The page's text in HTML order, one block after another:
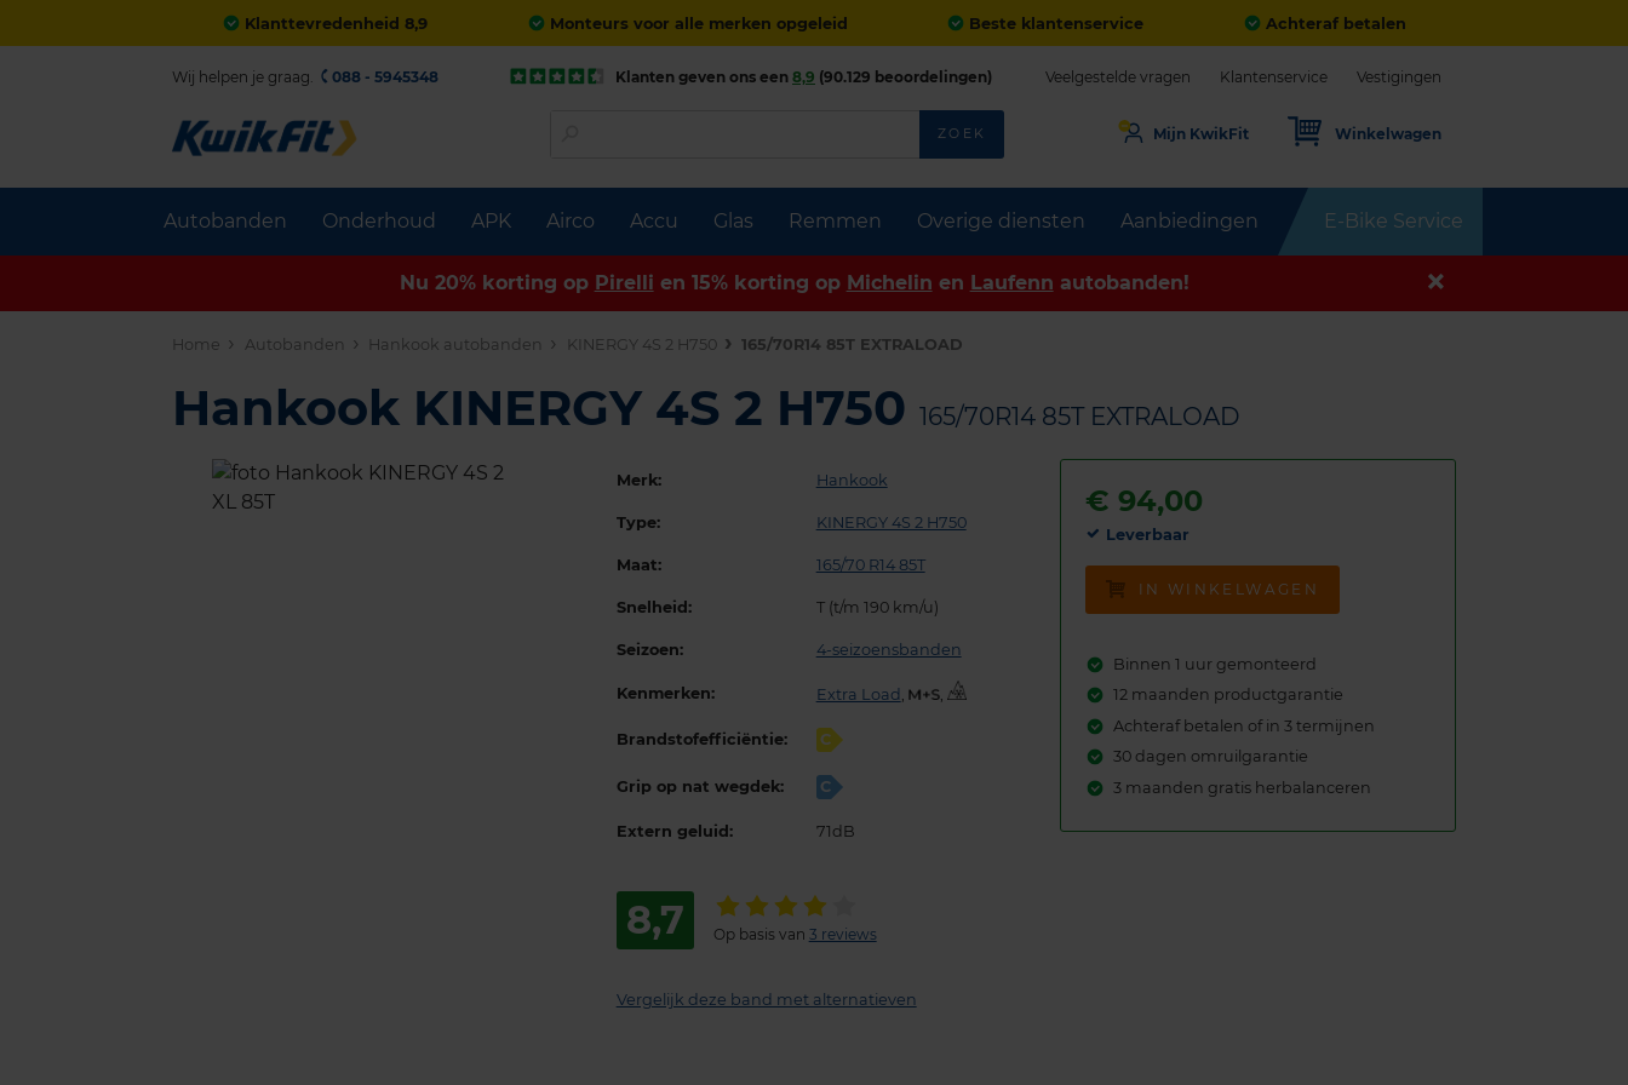
Klanttevredenheid 8,9 Monteurs voor alle merken opgeleid Beste klantenservice Achteraf betalen
Autobanden Onderhoud APK Airco Accu Glas Remmen Overige diensten Aanbiedingen E-Bike Service
Wij helpen je graag. 088 - 5945348 Klanten geven ons een 8,9 (90.129 beoordelingen) Veelgestelde vragen Klantenservice Vestigingen
ZOEK Mijn KwikFit Winkelwagen
Nu 20% korting op Pirelli en 15% korting op Michelin en Laufenn autobanden!
Home Autobanden Hankook autobanden KINERGY 4S 2 H750 165/70R14 85T EXTRALOAD
Hankook KINERGY 4S 2 H750 165/70R14 85T EXTRALOAD
Merk: Hankook
Type: KINERGY 4S 2 H750
Maat: 165/70 R14 85T
Snelheid: T (t/m 190 km/u)
Seizoen: 4-seizoensbanden
Kenmerken: Extra Load , ,
Brandstofefficiëntie: C
Grip op nat wegdek: C
Extern geluid: 71dB
8,7 Op basis van 3 reviews
Vergelijk deze band met alternatieven
€94,00
Leverbaar
IN WINKELWAGEN
Binnen 1 uur gemonteerd
12 maanden productgarantie
Achteraf betalen of in 3 termijnen
30 dagen omruilgarantie
3 maanden gratis herbalanceren